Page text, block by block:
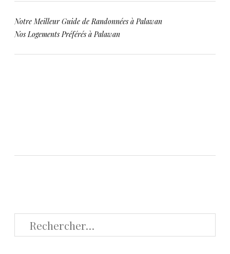
de
l’article
Notre Meilleur Guide de Randonnées à Palawan
Nos Logements Préférés à Palawan
RECHERCHER :